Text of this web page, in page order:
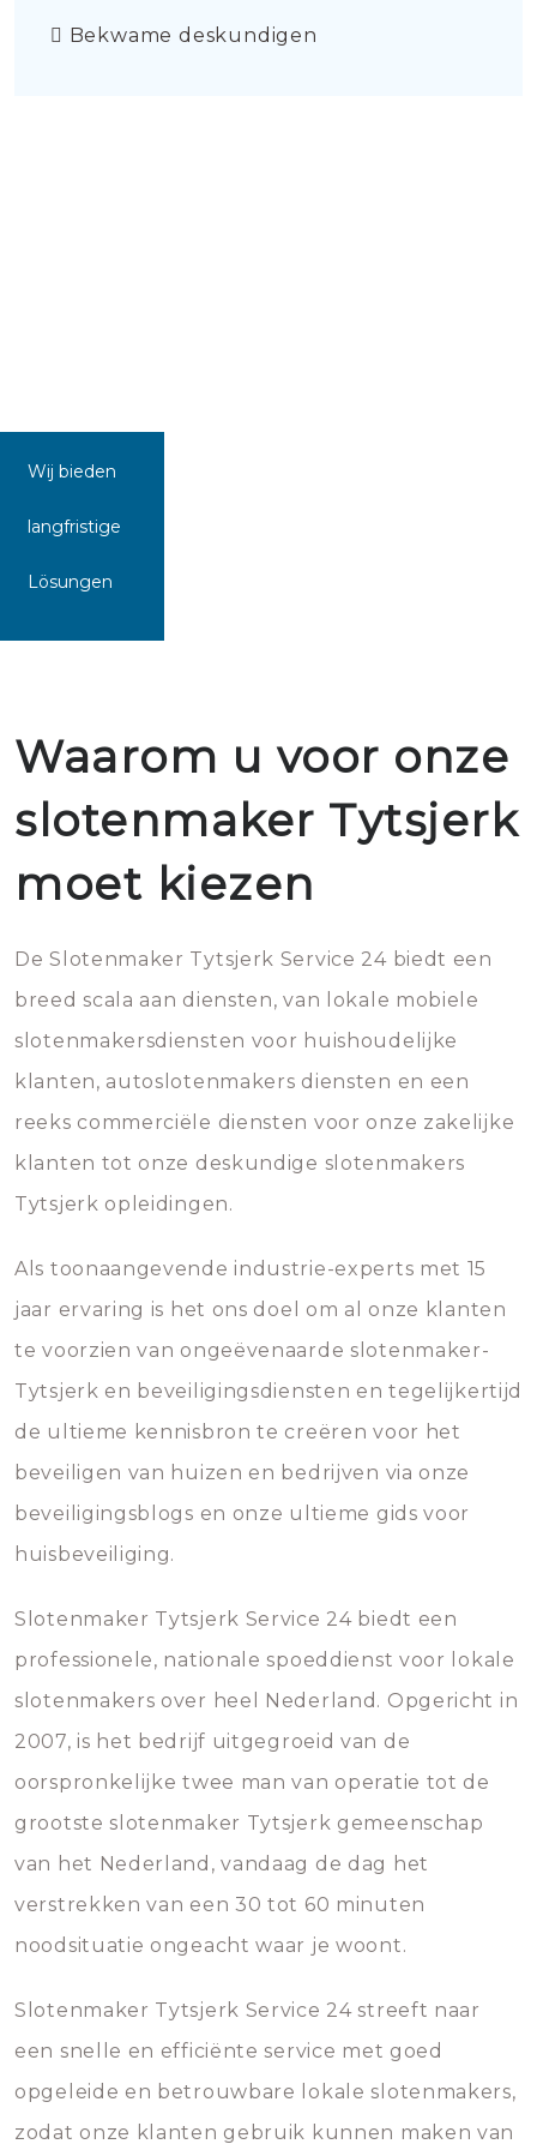
Bekwame deskundigen
Wij bieden
langfristige
Lösungen
Waarom u voor onze
slotenmaker Tytsjerk
moet kiezen
De Slotenmaker Tytsjerk Service 24 biedt een
breed scala aan diensten, van lokale mobiele
slotenmakersdiensten voor huishoudelijke
klanten, autoslotenmakers diensten en een
reeks commerciële diensten voor onze zakelijke
klanten tot onze deskundige slotenmakers
Tytsjerk opleidingen.
Als toonaangevende industrie-experts met 15
jaar ervaring is het ons doel om al onze klanten
te voorzien van ongeëvenaarde slotenmaker-
Tytsjerk en beveiligingsdiensten en tegelijkertijd
de ultieme kennisbron te creëren voor het
beveiligen van huizen en bedrijven via onze
beveiligingsblogs en onze ultieme gids voor
huisbeveiliging.
Slotenmaker Tytsjerk Service 24 biedt een
professionele, nationale spoeddienst voor lokale
slotenmakers over heel Nederland. Opgericht in
2007, is het bedrijf uitgegroeid van de
oorspronkelijke twee man van operatie tot de
grootste slotenmaker Tytsjerk gemeenschap
van het Nederland, vandaag de dag het
verstrekken van een 30 tot 60 minuten
noodsituatie ongeacht waar je woont.
Slotenmaker Tytsjerk Service 24 streeft naar
een snelle en efficiënte service met goed
opgeleide en betrouwbare lokale slotenmakers,
zodat onze klanten gebruik kunnen maken van